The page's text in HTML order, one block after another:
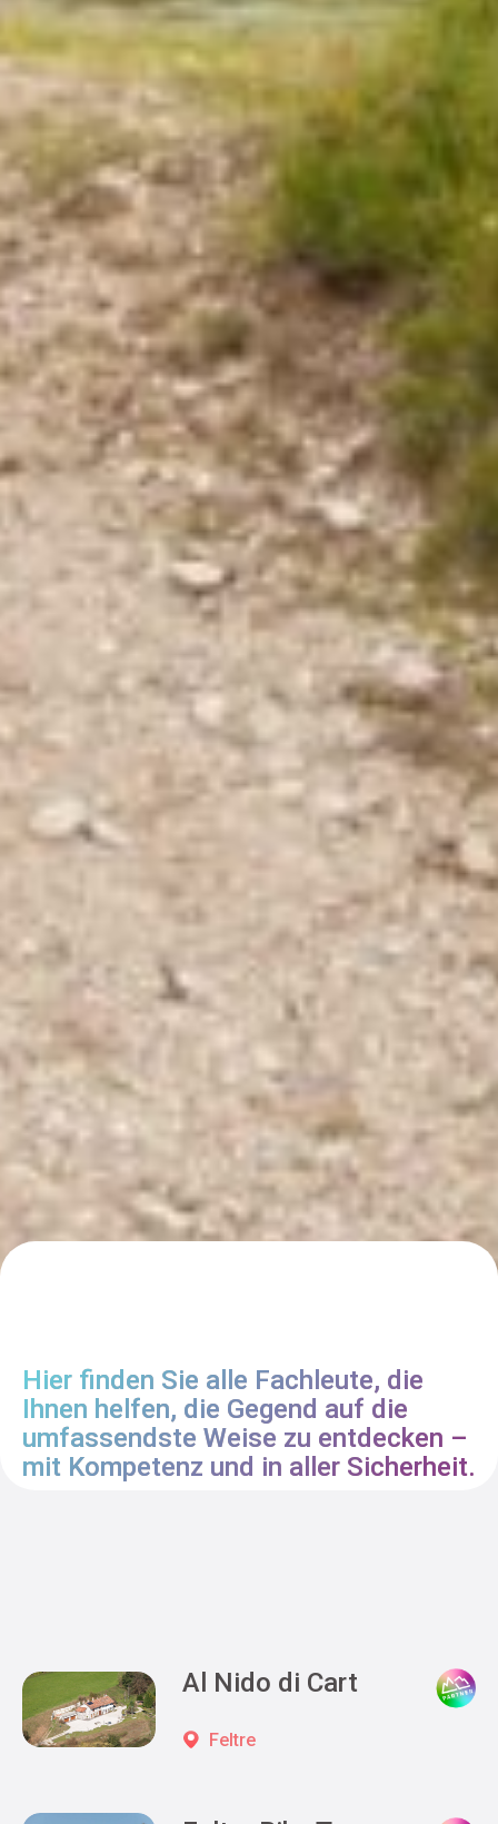
Hier finden Sie alle Fachleute, die
Ihnen helfen, die Gegend auf die
umfassendste Weise zu entdecken –
mit Kompetenz und in aller Sicherheit.
Al Nido di Cart
Feltre